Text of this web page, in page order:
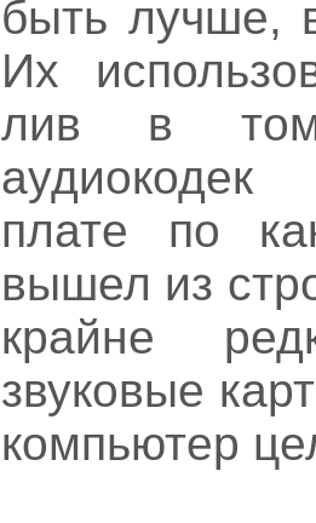
быть лучше,
Их
лив в том
плате по
вышел из
крайне
звуковые
компьютер